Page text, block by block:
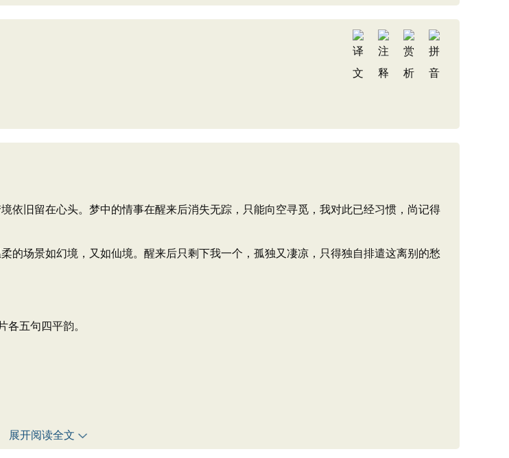
依旧留在心头。梦中的情事在醒来后消失无踪，只能向空寻觅，我对此已经习惯，尚记得
的场景如幻境，又如仙境。醒来后只剩下我一个，孤独又凄凉，只得独自排遣这离别的愁
各五句四平韵。
展开阅读全文